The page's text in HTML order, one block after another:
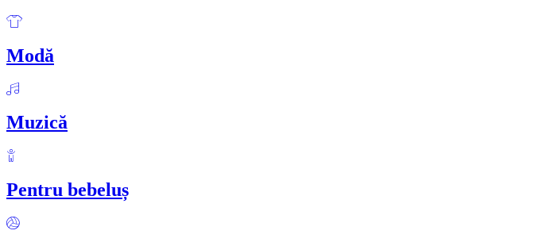
Modă
Muzică
Pentru bebeluș